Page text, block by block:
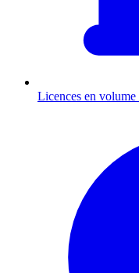
Licences en volume